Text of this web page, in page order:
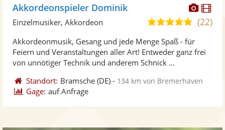
Akkordeonspieler Dominik
5,0
5
(22)
Einzelmusiker, Akkordeon
Akkordeonmusik, Gesang und jede Menge Spaß - für
Feiern und Veranstaltungen aller Art! Entweder ganz frei
von unnötiger Technik und anderem Schnick ...
Standort: Bramsche (DE) - 134 km von Bremerhaven
Gage: auf Anfrage